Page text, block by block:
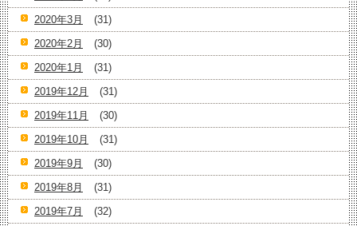
2020年3月
(31)
2020年2月
(30)
2020年1月
(31)
2019年12月
(31)
2019年11月
(30)
2019年10月
(31)
2019年9月
(30)
2019年8月
(31)
2019年7月
(32)